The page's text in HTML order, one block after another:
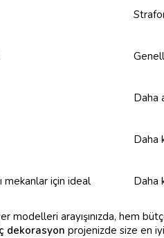
Daha
Daha
mekanlar için ideal Daha
modelleri arayışınızda, hem
dekorasyon projenizde size en iyi